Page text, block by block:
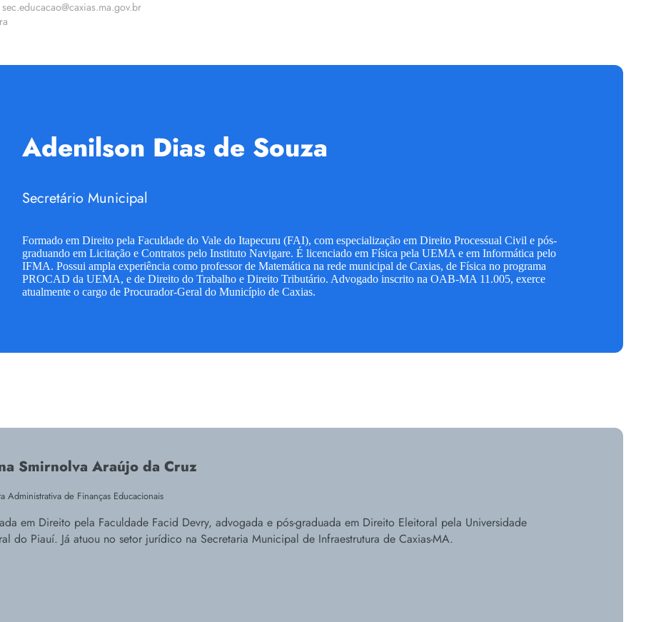
Adenilson Dias de Souza
Secretário Municipal
Formado em Direito pela Faculdade do Vale do Itapecuru (FAI), com especialização em Direito Processual Civil e pós-
graduando em Licitação e Contratos pelo Instituto Navigare. É licenciado em Física pela UEMA e em Informática pelo
IFMA. Possui ampla experiência como professor de Matemática na rede municipal de Caxias, de Física no programa
PROCAD da UEMA, e de Direito do Trabalho e Direito Tributário. Advogado inscrito na OAB-MA 11.005, exerce
atualmente o cargo de Procurador-Geral do Município de Caxias.
Smirnolva Araújo da Cruz
Administrativa de Finanças Educacionais
em Direito pela Faculdade Facid Devry, advogada e pós-graduada em Direito Eleitoral pela Universidade
do Piauí. Já atuou no setor jurídico na Secretaria Municipal de Infraestrutura de Caxias-MA.